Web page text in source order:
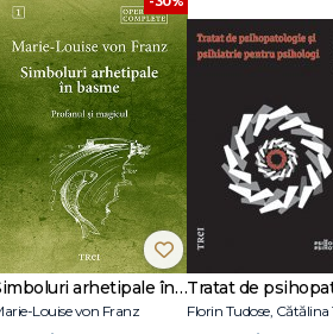
Raquel M. Peña, Brooke Davidson și
Simboluri arhetipale în basme
Louise von Franz